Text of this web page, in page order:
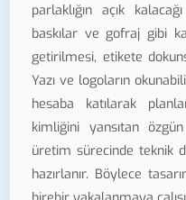
parlaklığın açık
baskılar ve gofraj gibi
getirilmesi, etikete
Yazı ve logoların
hesaba katılarak
kimliğini yansıtan
üretim sürecinde teknik
hazırlanır. Böylece